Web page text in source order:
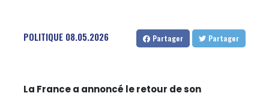
POLITIQUE 08.05.2026 Partager Partager
La France a annoncé le retour de son